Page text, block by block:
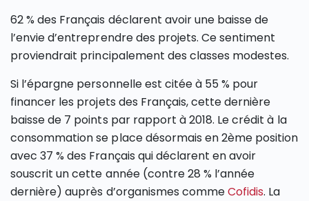
62 % des Français déclarent avoir une baisse de
l’envie d’entreprendre des projets. Ce sentiment
proviendrait principalement des classes modestes.
Si l’épargne personnelle est citée à 55 % pour
financer les projets des Français, cette dernière
baisse de 7 points par rapport à 2018. Le crédit à la
consommation se place désormais en 2ème position
avec 37 % des Français qui déclarent en avoir
souscrit un cette année (contre 28 % l’année
dernière) auprès d’organismes commeCofidis. La